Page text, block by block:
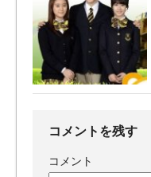
コメントを残す
コメント